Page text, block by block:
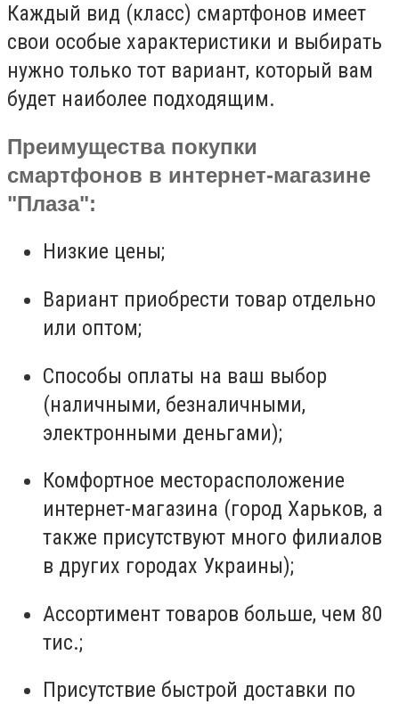
Каждый вид (класс) смартфонов имеет
свои особые характеристики и выбирать
нужно только тот вариант, который вам
будет наиболее подходящим.
Преимущества покупки
смартфонов в интернет-магазине
"Плаза":
Низкие цены;
Вариант приобрести товар отдельно
или оптом;
Способы оплаты на ваш выбор
(наличными, безналичными,
электронными деньгами);
Комфортное месторасположение
интернет-магазина (город Харьков, а
также присутствуют много филиалов
в других городах Украины);
Ассортимент товаров больше, чем 80
тис.;
Присутствие быстрой доставки по